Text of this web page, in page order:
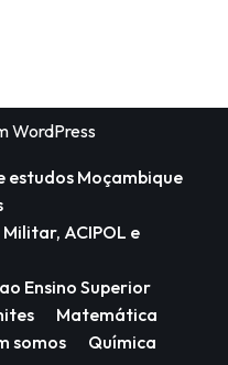
WordPress
estudos Moçambique
ACIPOL e
Ensino Superior
Matemática
somos Química